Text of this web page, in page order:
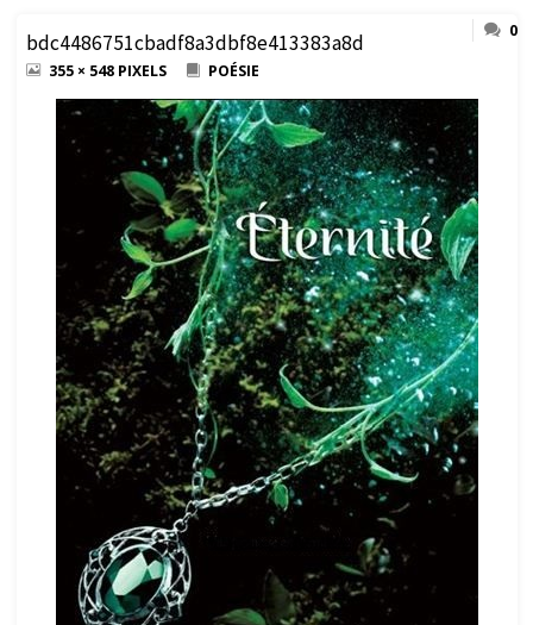
bdc4486751cbadf8a3dbf8e413383a8d
0
FULL355 × 548 PIXELS POÉSIE